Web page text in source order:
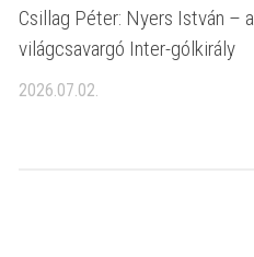
Csillag Péter: Nyers István – a
világcsavargó Inter-gólkirály
2026.07.02.